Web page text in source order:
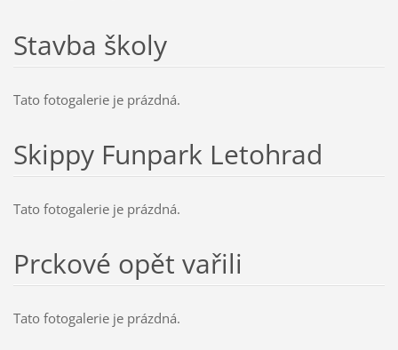
Stavba školy
Tato fotogalerie je prázdná.
Skippy Funpark Letohrad
Tato fotogalerie je prázdná.
Prckové opět vařili
Tato fotogalerie je prázdná.